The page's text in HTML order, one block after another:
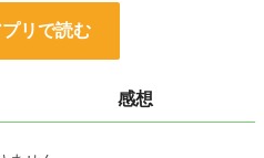
プリで読む
感想